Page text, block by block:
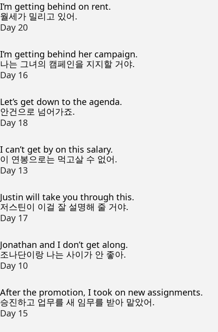
I’m getting behind on rent.
월세가 밀리고 있어.
Day 20
I’m getting behind her campaign.
나는 그녀의 캠페인을 지지할 거야.
Day 16
Let’s get down to the agenda.
안건으로 넘어가죠.
Day 18
I can’t get by on this salary.
이 연봉으로는 먹고살 수 없어.
Day 13
Justin will take you through this.
저스틴이 이걸 잘 설명해 줄 거야.
Day 17
Jonathan and I don’t get along.
조나단이랑 나는 사이가 안 좋아.
Day 10
After the promotion, I took on new assignments.
승진하고 업무를 새 임무를 받아 맡았어.
Day 15